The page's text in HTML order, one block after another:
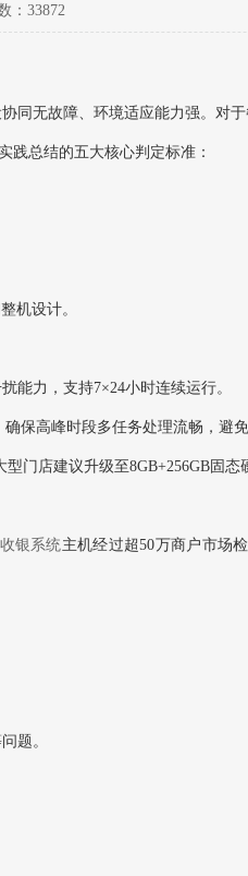
：33872
同无故障、环境适应能力强‌。对
践总结的五大核心判定标准：
机设计。
能力，支持7×24小时连续运行。
保高峰时段多任务处理流畅，避免
门店建议升级至8GB+256GB固态
收银系统主机经过超50万商户市场
题。